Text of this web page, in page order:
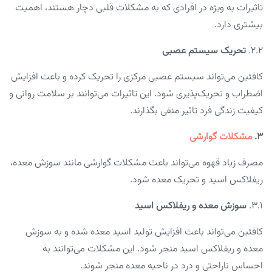
تاثیرات به ویژه در افرادی که به مشکلات قلبی دچار هستند، اهمیت
بیشتری دارد.
2.2. تحریک سیستم عصبی
کافئین می‌تواند سیستم عصبی مرکزی را تحریک کرده و باعث افزایش
اضطراب و تحریک‌پذیری شود. این تاثیرات می‌توانند بر سلامت روانی و
کیفیت زندگی فرد تاثیر منفی بگذارند.
۳. مشکلات گوارشی
مصرف زیاد قهوه می‌تواند باعث مشکلات گوارشی مانند سوزش معده،
ریفلاکس اسید و تحریک معده شود.
3.1. سوزش معده و ریفلاکس اسید
کافئین می‌تواند باعث افزایش تولید اسید معده شده و به سوزش
معده و ریفلاکس اسید منجر شود. این مشکلات می‌توانند به
احساس ناراحتی و درد در ناحیه معده منجر شوند.